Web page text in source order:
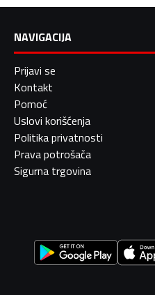
NAVIGACIJA
Prijavi se
Kontakt
Pomoć
Uslovi korišćenja
Politika privatnosti
Prava potrošača
Sigurna trgovina